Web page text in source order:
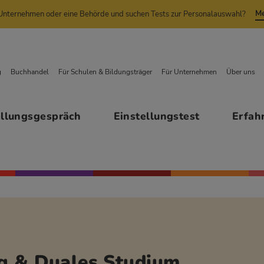
oder eine Behörde und suchen Tests zur Personalauswahl?
Einstellungstest
Buchhandel Für Schulen & Bildungsträger Für Unternehmen Über uns